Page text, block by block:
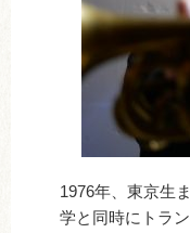
1976年、東京生
学と同時にトラ